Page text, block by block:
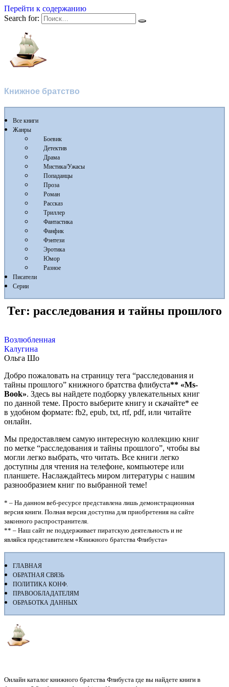
Перейти к содержанию
Search for:
Книжное братство
Все книги
Жанры
Боевик
Детектив
Драма
Мистика/Ужасы
Попаданцы
Проза
Роман
Рассказ
Триллер
Фантастика
Фанфик
Фэнтези
Эротика
Юмор
Разное
Писатели
Серии
Тег: расследования и тайны прошлого
Возлюбленная
Калугина
Ольга Шо
Добро пожаловать на страницу тега “расследования и
тайны прошлого” книжного братства флибуста** «Ms-
Book». Здесь вы найдете подборку увлекательных книг
по данной теме. Просто выберите книгу и скачайте* ее
в удобном формате: fb2, epub, txt, rtf, pdf, или читайте
онлайн.
Мы предоставляем самую интересную коллекцию книг
по метке “расследования и тайны прошлого”, чтобы вы
могли легко выбрать, что читать. Все книги легко
доступны для чтения на телефоне, компьютере или
планшете. Наслаждайтесь миром литературы с нашим
разнообразием книг по выбранной теме!
* – На данном веб-ресурсе представлена лишь демонстрационная
версия книги. Полная версия доступна для приобретения на сайте
законного распространителя.
** – Наш сайт не поддерживает пиратскую деятельность и не
являйся представителем «Книжного братства Флибуста»
ГЛАВНАЯ
ОБРАТНАЯ СВЯЗЬ
ПОЛИТИКА КОНФ.
ПРАВООБЛАДАТЕЛЯМ
ОБРАБОТКА ДАННЫХ
Онлайн каталог книжного братства Флибуста где вы найдете книги в